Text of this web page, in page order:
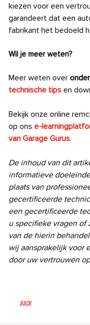
kiezen voor een
garandeert dat een
fabrikant het bedoeld
Wil je meer weten?
Meer weten over
technische tips en
Bekijk onze online
op ons e-
van Garage Gurus.
De inhoud van dit
informatieve
plaats van
gecertificeerde
een gecertificeerde
u specifieke vragen
van de hierin
wij aansprakelijk voor
door uw vertrouwen
Back